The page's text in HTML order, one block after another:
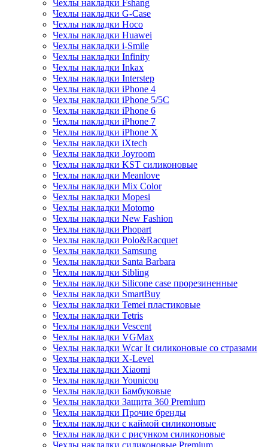
Чехлы накладки Fshang
Чехлы накладки G-Case
Чехлы накладки Hoco
Чехлы накладки Huawei
Чехлы накладки i-Smile
Чехлы накладки Infinity
Чехлы накладки Inkax
Чехлы накладки Interstep
Чехлы накладки iPhone 4
Чехлы накладки iPhone 5/5С
Чехлы накладки iPhone 6
Чехлы накладки iPhone 7
Чехлы накладки iPhone X
Чехлы накладки iXtech
Чехлы накладки Joyroom
Чехлы накладки KST силиконовые
Чехлы накладки Meanlove
Чехлы накладки Mix Color
Чехлы накладки Mopesi
Чехлы накладки Motomo
Чехлы накладки New Fashion
Чехлы накладки Phopart
Чехлы накладки Polo&Racquet
Чехлы накладки Samsung
Чехлы накладки Santa Barbara
Чехлы накладки Sibling
Чехлы накладки Silicone case прорезиненные
Чехлы накладки SmartBuy
Чехлы накладки Temei пластиковые
Чехлы накладки Tetris
Чехлы накладки Vescent
Чехлы накладки VGMax
Чехлы накладки Wcar It силиконовые со стразами
Чехлы накладки X-Level
Чехлы накладки Xiaomi
Чехлы накладки Younicou
Чехлы накладки Бамбуковые
Чехлы накладки Защита 360 Premium
Чехлы накладки Прочие бренды
Чехлы накладки с каймой силиконовые
Чехлы накладки с рисунком силиконовые
Чехлы накладки силиконовые Premium